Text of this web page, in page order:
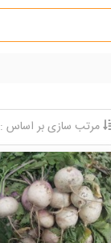
مرتب سازی بر اساس :